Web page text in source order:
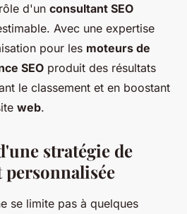
d'un consultant SEO
Avec une expertise
pour les moteurs de
SEO produit des résultats
le classement et en boostant
web.
stratégie de
se limite pas à quelques